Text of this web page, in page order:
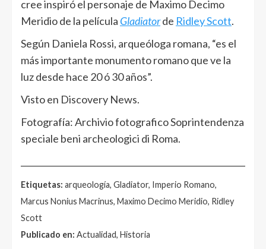
cree inspiró el personaje de Maximo Decimo
Meridio de la película Gladiatorde Ridley Scott.
Según Daniela Rossi, arqueóloga romana, “es el
más importante monumento romano que ve la
luz desde hace 20 ó 30 años”.
Visto en Discovery News.
Fotografía: Archivio fotografico Soprintendenza
speciale beni archeologici di Roma.
Etiquetas: arqueología, Gladiator, Imperio Romano,
Marcus Nonius Macrinus, Maximo Decimo Meridio, Ridley
Scott
Publicado en: Actualidad, Historia